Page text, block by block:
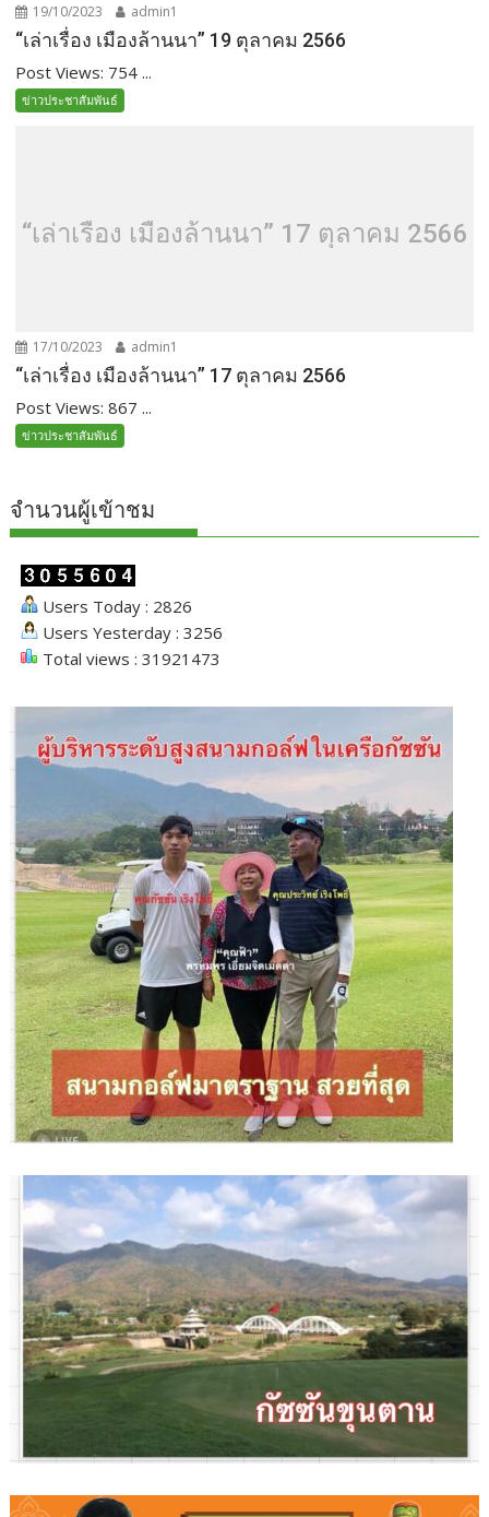
19/10/2023 admin1
“เล่าเรื่อง เมืองล้านนา” 19 ตุลาคม 2566
Post Views: 754 ...
ข่าวประชาสัมพันธ์
“เล่าเรื่อง เมืองล้านนา” 17 ตุลาคม 2566
17/10/2023 admin1
“เล่าเรื่อง เมืองล้านนา” 17 ตุลาคม 2566
Post Views: 867 ...
ข่าวประชาสัมพันธ์
จำนวนผู้เข้าชม
Users Today : 2826
Users Yesterday : 3256
Total views : 31921473